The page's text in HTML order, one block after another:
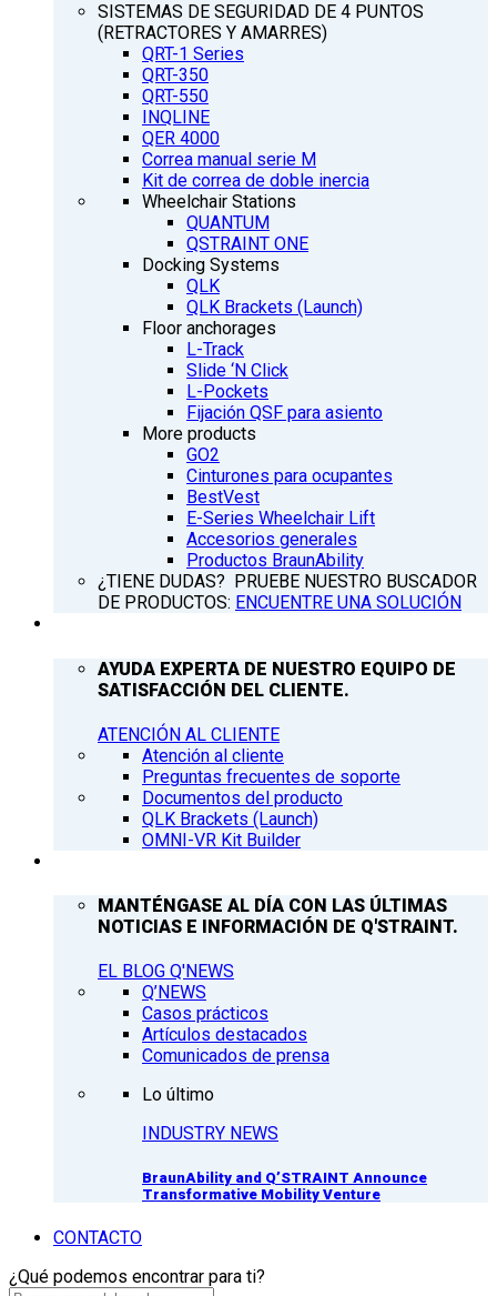
SISTEMAS DE SEGURIDAD DE 4 PUNTOS
(RETRACTORES Y AMARRES)
QRT-1 Series
QRT-350
QRT-550
INQLINE
QER 4000
Correa manual serie M
Kit de correa de doble inercia
Wheelchair Stations
QUANTUM
QSTRAINT ONE
Docking Systems
QLK
QLK Brackets (Launch)
Floor anchorages
L-Track
Slide ‘N Click
L-Pockets
Fijación QSF para asiento
More products
GO2
Cinturones para ocupantes
BestVest
E-Series Wheelchair Lift
Accesorios generales
Productos BraunAbility
¿TIENE DUDAS? PRUEBE NUESTRO BUSCADOR
DE PRODUCTOS: ENCUENTRE UNA SOLUCIÓN
AYUDA EXPERTA DE NUESTRO EQUIPO DE
SATISFACCIÓN DEL CLIENTE.
ATENCIÓN AL CLIENTE
Atención al cliente
Preguntas frecuentes de soporte
Documentos del producto
QLK Brackets (Launch)
OMNI-VR Kit Builder
MANTÉNGASE AL DÍA CON LAS ÚLTIMAS
NOTICIAS E INFORMACIÓN DE Q'STRAINT.
EL BLOG Q'NEWS
Q’NEWS
Casos prácticos
Artículos destacados
Comunicados de prensa
Lo último
INDUSTRY NEWS
BraunAbility and Q’STRAINT Announce
Transformative Mobility Venture
CONTACTO
¿Qué podemos encontrar para ti?